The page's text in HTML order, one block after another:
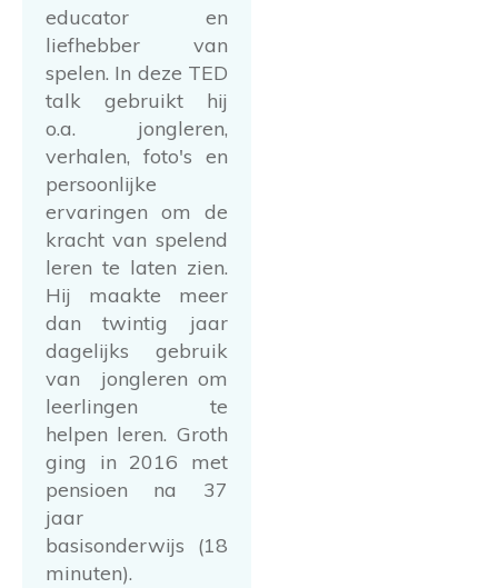
educator en
liefhebber van
spelen. In deze TED
talk gebruikt hij
o.a. jongleren,
verhalen, foto's en
persoonlijke
ervaringen om de
kracht van spelend
leren te laten zien.
Hij maakte meer
dan twintig jaar
dagelijks gebruik
van jongleren om
leerlingen te
helpen leren. Groth
ging in 2016 met
pensioen na 37
jaar
basisonderwijs (18
minuten).